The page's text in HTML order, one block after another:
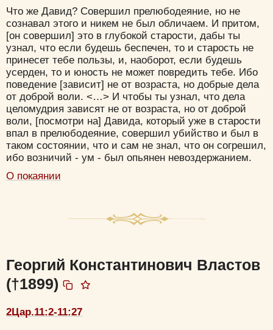
Что же Давид? Совершил прелюбодеяние, но не
сознавал этого и никем не был обличаем. И притом,
[он совершил] это в глубокой старости, дабы ты
узнал, что если будешь беспечен, то и старость не
принесет тебе пользы, и, наоборот, если будешь
усерден, то и юность не может повредить тебе. Ибо
поведение [зависит] не от возраста, но добрые дела
от доброй воли. <…> И чтобы ты узнал, что дела
целомудрия зависят не от возраста, но от доброй
воли, [посмотри на] Давида, который уже в старости
впал в прелюбодеяние, совершил убийство и был в
таком состоянии, что и сам не знал, что он согрешил,
ибо возничий - ум - был опьянен невоздержанием.
О покаянии
Георгий Константинович Властов
(†1899)
2Цар.11:2-11:27